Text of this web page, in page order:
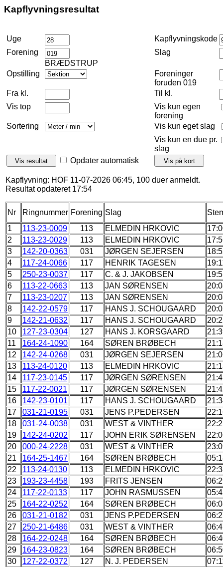
Kapflyvningsresultat
Uge
Kapflyvningskode
Forening
BRÆDSTRUP
Slag
Opstilling
Foreninger
foruden 019
Fra kl.
Til kl.
Vis top
Vis kun egen
forening
Sortering
Vis kun eget slag
Vis kun en due pr.
slag
Opdater automatisk
Kapflyvning: HOF 11-07-2026 06:45, 100 duer anmeldt.
Resultat opdateret 17:54
Nr Ringnummer Forening Slag
1
113-23-0009 113 ELMEDIN HRKOVIC
2
113-23-0029 113 ELMEDIN HRKOVIC
3
142-20-0363 031 JØRGEN SEJERSEN
4
117-24-0066 117 HENRIK TAGESEN
5
250-23-0037 117 C. & J. JAKOBSEN
6
113-22-0663 113 JAN SØRENSEN
7
113-23-0207 113 JAN SØRENSEN
8
142-22-0579 117 HANS J. SCHOUGAARD
9
142-21-0632 117 HANS J. SCHOUGAARD
10
127-23-0304 127 HANS J. KORSGAARD
11
164-24-1090 164 SØREN BRØBECH
12
142-24-0268 031 JØRGEN SEJERSEN
13
113-24-0120 113 ELMEDIN HRKOVIC
14
117-23-0145 117 JØRGEN SØRENSEN
15
117-22-0021 117 JØRGEN SØRENSEN
16
142-23-0101 117 HANS J. SCHOUGAARD
17
031-21-0195 031 JENS P.PEDERSEN
18
031-24-0038 031 WEST & VINTHER
19
142-24-0202 117 JOHN ERIK SØRENSEN
20
000-24-2228 031 WEST & VINTHER
21
164-25-1467 164 SØREN BRØBECH
22
113-24-0130 113 ELMEDIN HRKOVIC
23
193-23-4458 193 FRITS JENSEN
24
117-22-0133 117 JOHN RASMUSSEN
25
164-22-0252 164 SØREN BRØBECH
26
031-21-0182 031 JENS P.PEDERSEN
27
250-21-6486 031 WEST & VINTHER
28
164-22-0248 164 SØREN BRØBECH
29
164-23-0823 164 SØREN BRØBECH
30
127-22-0372 127 N. J. PEDERSEN